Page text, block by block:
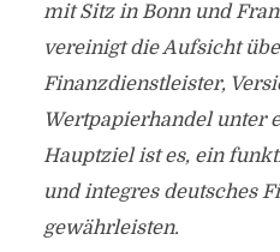
mit Sitz in Bonn und
vereinigt die Aufsicht
Finanzdienstleister,
Wertpapierhandel unter
Hauptziel ist es, ein
und integres deutsches
gewährleisten.